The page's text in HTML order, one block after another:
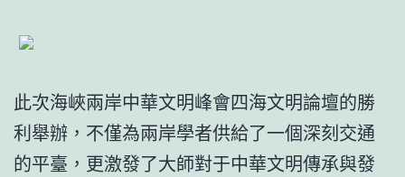
此次海峽兩岸中華文明峰會四海文明論壇的勝
利舉辦，不僅為兩岸學者供給了一個深刻交通
的平臺，更激發了大師對于中華文明傳承與發